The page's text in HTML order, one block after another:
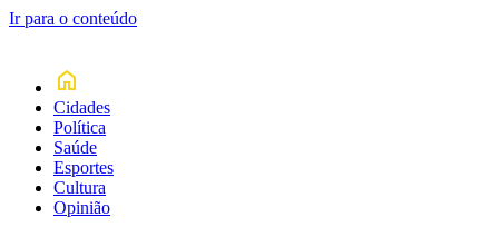
Ir para o conteúdo
Cidades
Política
Saúde
Esportes
Cultura
Opinião